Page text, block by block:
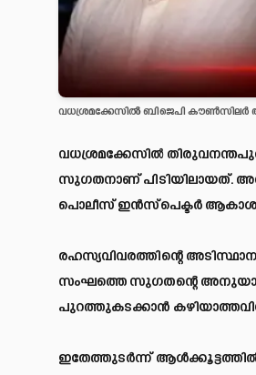
വധശ്രമക്കേസിൽ ബിജെപി കൗൺസിലർ
വധശ്രമക്കേസിൽ
സുഗതനാണ് പിടിയിലായത്.
പൊലീസ് ഇൻസ്പെക്ടർ
രഹസ്യവിവരത്തിന്റെ
സംഘത്തെ സുഗതന്റെ
പുറത്തുകടക്കാൻ
ഇതേത്തുടർന്ന് ആൾക്കൂട്ടത്തിൽ